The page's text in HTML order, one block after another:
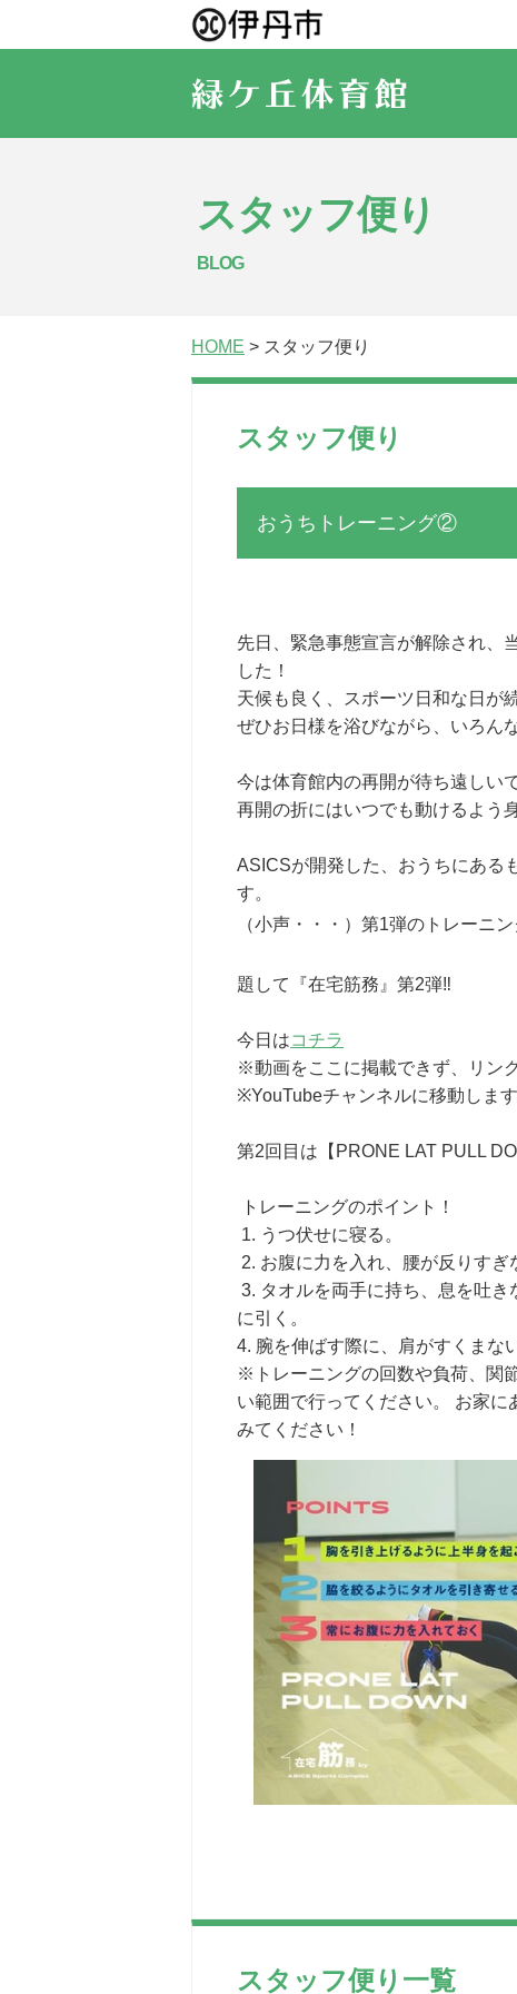
スタッフ便り
BLOG
HOME > スタッフ便り
スタッフ便り
おうちトレーニング②
先日、緊急事態宣言が解除され、
した！
天候も良く、スポーツ日和な日が
ぜひお日様を浴びながら、いろん
今は体育館内の再開が待ち遠しい
再開の折にはいつでも動けるよう
ASICSが開発した、おうちにある
す。
（小声・・・）第1弾のトレーニ
題して『在宅筋務』第2弾‼
今日はコチラ
※動画をここに掲載できず、リン
※YouTubeチャンネルに移動します
第2回目は【PRONE LAT PULL
トレーニングのポイント！
1. うつ伏せに寝る。
2. お腹に力を入れ、腰が反りすぎ
3. タオルを両手に持ち、息を吐
に引く。
4. 腕を伸ばす際に、肩がすくまな
※トレーニングの回数や負荷、関
い範囲で行ってください。 お家
みてください！
スタッフ便り一覧